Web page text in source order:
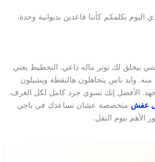
بكلمكم كأننا قاعدين بديوانية وحدة،
بيخلق لك توتر ماله داعي. التخطيط يعني
وايد ناس يتجاهلون هالنقطة ويشيلون
الأفضل إنك تسوي جرد كامل لكل الغرف.
عفش متخصصة عشان تساعدك في باجي
بيوم النقل.